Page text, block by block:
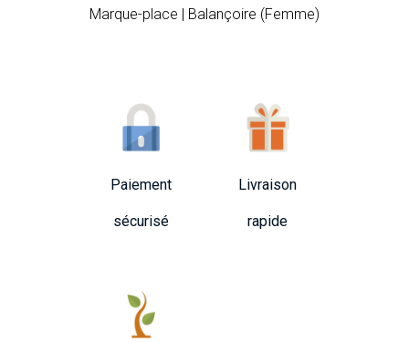
Marque-place | Balançoire (Femme)
Paiement
sécurisé
Livraison
rapide